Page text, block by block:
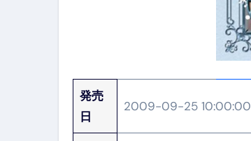
発売
日
2009-09-25 10:00:00